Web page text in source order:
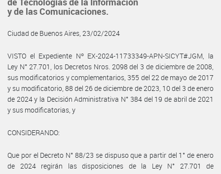
y de las Comunicaciones.
Ciudad de Buenos Aires, 23/02/2024
VISTO el Expediente Nº EX-2024-11733349-APN-SICYT#JGM, la
Ley N° 27.701, los Decretos Nros. 2098 del 3 de diciembre de 2008,
sus modificatorios y complementarios, 355 del 22 de mayo de 2017
y su modificatorio, 88 del 26 de diciembre de 2023, 10 del 3 de enero
de 2024 y la Decisión Administrativa N° 384 del 19 de abril de 2021
y sus modificatorias, y
CONSIDERANDO:
Que por el Decreto N° 88/23 se dispuso que a partir del 1° de enero
de 2024 regirán las disposiciones de la Ley N° 27.701 de